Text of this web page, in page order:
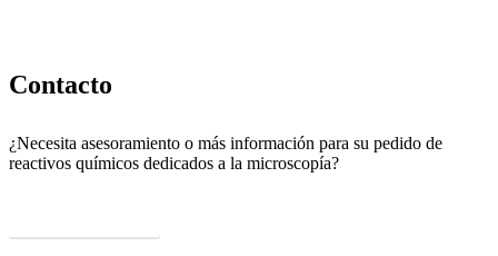
Contacto
¿Necesita asesoramiento o más información para su pedido de
reactivos químicos dedicados a la microscopía?